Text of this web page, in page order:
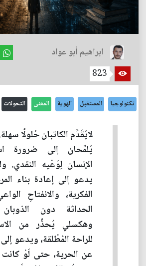
ابراهيم أبو عواد
823
تكنولوجيا المستقبل الهوية المعنى التحولات
لايُقَدِّم الكاتبان حُلولًا
يُلمِّحان إلى ضرورة
الإنسان لِوَعْيه النقدي.
يدعو إلى إعادة بناء
الفكرية، والانفتاحِ
الحداثة دون
وهكسلي يُحذِّر من
للراحة المُطْلقة، ويدعو
عن الحرية، حتى لَوْ